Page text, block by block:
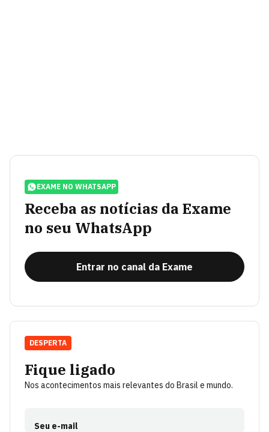
EXAME NO WHATSAPP
Receba as notícias da Exame
no seu WhatsApp
Entrar no canal da Exame
Fique ligado
Nos acontecimentos mais relevantes do Brasil e mundo.
Seu e-mail
DESPERTA